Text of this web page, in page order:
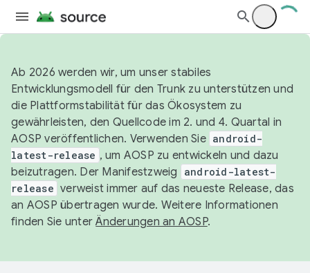
Ab 2026 werden wir, um unser stabiles
Entwicklungsmodell für den Trunk zu unterstützen und
die Plattformstabilität für das Ökosystem zu
gewährleisten, den Quellcode im 2. und 4. Quartal in
AOSP veröffentlichen. Verwenden Sie android-
latest-release , um AOSP zu entwickeln und dazu
beizutragen. Der Manifestzweig
android-latest-
release verweist immer auf das neueste Release, das
an AOSP übertragen wurde. Weitere Informationen
finden Sie unterÄnderungen an AOSP.